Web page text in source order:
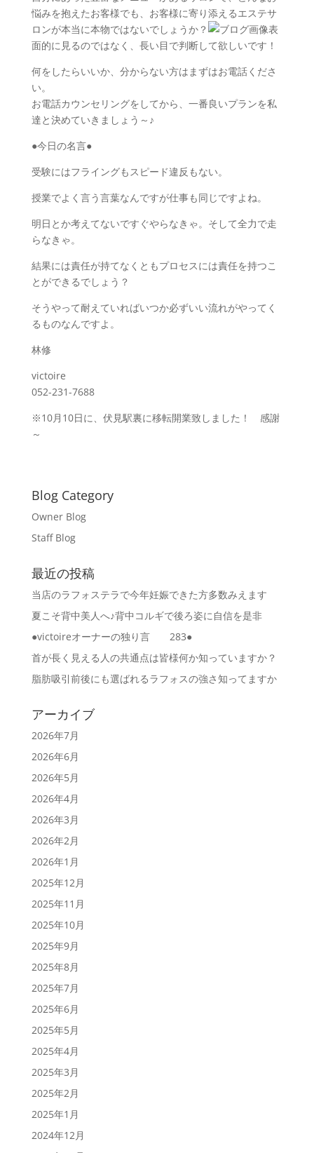
悩みを抱えたお客様でも、お客様に寄り添えるエステサ
ロンが本当に本物ではないでしょうか？
表
面的に見るのではなく、長い目で判断して欲しいです！
何をしたらいいか、分からない方はまずはお電話くださ
い。
お電話カウンセリングをしてから、一番良いプランを私
達と決めていきましょう～♪
●今日の名言●
受験にはフライングもスピード違反もない。
授業でよく言う言葉なんですが仕事も同じですよね。
明日とか考えてないですぐやらなきゃ。そして全力で走
らなきゃ。
結果には責任が持てなくともプロセスには責任を持つこ
とができるでしょう？
そうやって耐えていればいつか必ずいい流れがやってく
るものなんですよ。
林修
victoire
052-231-7688
※10月10日に、伏見駅裏に移転開業致しました！ 感謝
～
Blog Category
Owner Blog
Staff Blog
最近の投稿
当店のラフォステラで今年妊娠できた方多数みえます
夏こそ背中美人へ♪背中コルギで後ろ姿に自信を是非
●victoireオーナーの独り言 283●
首が長く見える人の共通点は皆様何か知っていますか？
脂肪吸引前後にも選ばれるラフォスの強さ知ってますか
アーカイブ
2026年7月
2026年6月
2026年5月
2026年4月
2026年3月
2026年2月
2026年1月
2025年12月
2025年11月
2025年10月
2025年9月
2025年8月
2025年7月
2025年6月
2025年5月
2025年4月
2025年3月
2025年2月
2025年1月
2024年12月